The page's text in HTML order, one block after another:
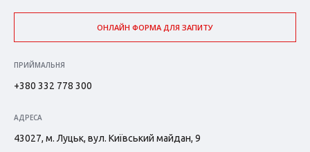
ОНЛАЙН ФОРМА ДЛЯ ЗАПИТУ
ПРИЙМАЛЬНЯ
+380 332 778 300
АДРЕСА
43027, м. Луцьк, вул. Київський майдан, 9